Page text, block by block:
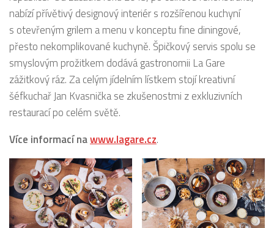
nabízí přívětivý designový interiér s rozšířenou kuchyní
s otevřeným grilem a menu v konceptu fine diningové,
přesto nekomplikované kuchyně. Špičkový servis spolu se
smyslovým prožitkem dodává gastronomii La Gare
zážitkový ráz. Za celým jídelním lístkem stojí kreativní
šéfkuchař Jan Kvasnička se zkušenostmi z exkluzivních
restaurací po celém světě.
Více informací nawww.lagare.cz.